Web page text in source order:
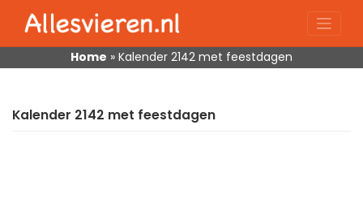
content
Home » Kalender 2142 met feestdagen
Kalender 2142 met feestdagen